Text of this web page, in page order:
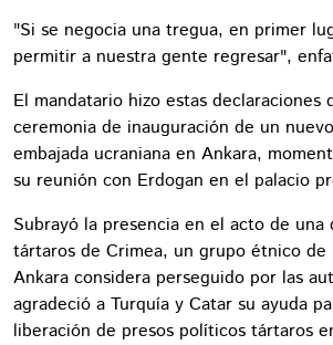
"Si se negocia una tregua, en primer
permitir a nuestra gente regresar",
El mandatario hizo estas declaraciones
ceremonia de inauguración de un
embajada ucraniana en Ankara,
su reunión con Erdogan en el palacio
Subrayó la presencia en el acto de una
tártaros de Crimea, un grupo étnico de
Ankara considera perseguido por las
agradeció a Turquía y Catar su ayuda
liberación de presos políticos tártaros